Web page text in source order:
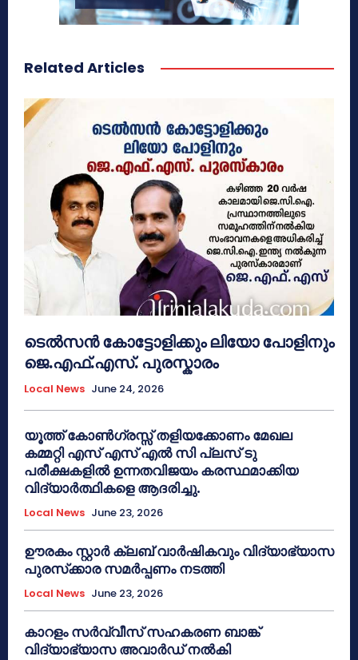
Related Articles
ടെൽസൻ കോട്ടോളിക്കും ലിയോ പോളിനും
ജെ.എഫ്.എസ്. പുരസ്കാരം
Local News June 24, 2026
യൂത്ത് കോൺഗ്രസ്സ് തളിയക്കോണം മേഖല
കമ്മറ്റി എസ് എസ് എൽ സി പ്ലസ് ടു
പരീക്ഷകളിൽ ഉന്നതവിജയം കരസ്ഥമാക്കിയ
വിദ്യാർത്ഥികളെ ആദരിച്ചു.
Local News June 23, 2026
ഊരകം സ്റ്റാർ ക്ലബ് വാർഷികവും വിദ്യാഭ്യാസ
പുരസ്‌ക്കാര സമർപ്പണം നടത്തി
Local News June 23, 2026
കാറളം സർവ്വീസ് സഹകരണ ബാങ്ക്
വിദ്യാഭ്യാസ അവാർഡ് നൽകി